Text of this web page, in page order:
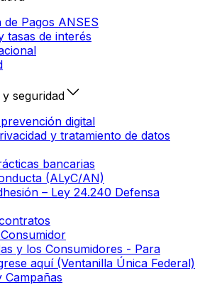
Pagos ANSES
tasas de interés
seguridad
digital
y tratamiento de datos
bancarias
(ALyC/AN)
– Ley 24.240 Defensa
y los Consumidores - Para
aquí (Ventanilla Única Federal)